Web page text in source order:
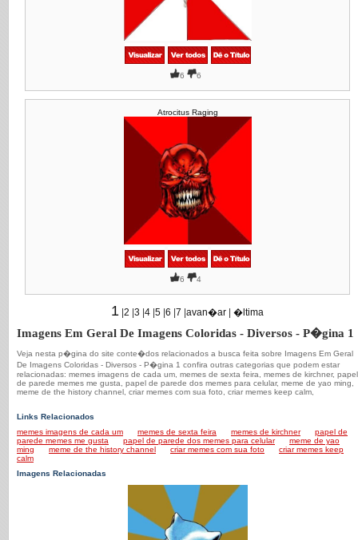
6 6
Atrocitus Raging
6 4
1 2 3 4 5 6 7 avan�ar �ltima
Imagens Em Geral De Imagens Coloridas - Diversos - P�gina 1
Veja nesta p�gina do site conte�dos relacionados a busca feita sobre Imagens Em Geral
De Imagens Coloridas - Diversos - P�gina 1 confira outras categorias que podem estar
relacionadas: memes imagens de cada um, memes de sexta feira, memes de kirchner, papel
de parede memes me gusta, papel de parede dos memes para celular, meme de yao ming,
meme de the history channel, criar memes com sua foto, criar memes keep calm,
Links Relacionados
memes imagens de cada um
memes de sexta feira memes de kirchner
papel de
parede memes me gusta
papel de parede dos memes para celular
meme de yao
ming
meme de the history channel criar memes com sua foto
criar memes keep
calm
Imagens Relacionadas